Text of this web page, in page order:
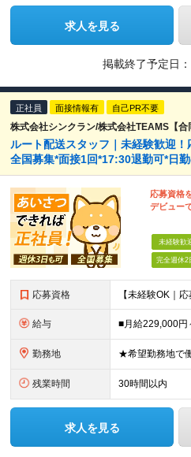
求人を見る
掲載終了予定日：
正社員 面接情報有 自己PR不要
株式会社シンクラン/株式会社TEAMS【合
ルート配送スタッフ｜未経験歓迎
全国募集*面接1回*17:30退勤可*日
応募資格
デビュー
未経験歓
完全週休2
応募資格
給与
勤務地
残業時間 30時間以内
求人を見る